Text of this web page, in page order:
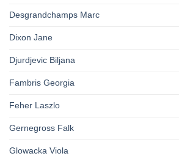
Desgrandchamps Marc
Dixon Jane
Djurdjevic Biljana
Fambris Georgia
Feher Laszlo
Gernegross Falk
Glowacka Viola